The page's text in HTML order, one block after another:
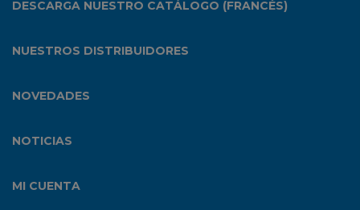
DESCARGA NUESTRO CATÁLOGO (FRANCÉS)
NUESTROS DISTRIBUIDORES
NOVEDADES
NOTICIAS
MI CUENTA